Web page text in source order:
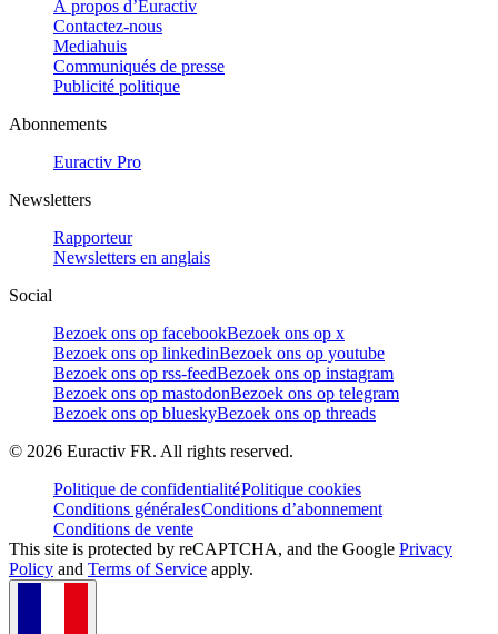
À propos d’Euractiv
Contactez-nous
Mediahuis
Communiqués de presse
Publicité politique
Abonnements
Euractiv Pro
Newsletters
Rapporteur
Newsletters en anglais
Social
Bezoek ons op facebookBezoek ons op x
Bezoek ons op linkedinBezoek ons op youtube
Bezoek ons op rss-feedBezoek ons op instagram
Bezoek ons op mastodonBezoek ons op telegram
Bezoek ons op blueskyBezoek ons op threads
© 2026 Euractiv FR. All rights reserved.
Politique de confidentialitéPolitique cookies
Conditions généralesConditions d’abonnement
Conditions de vente
This site is protected by reCAPTCHA, and the Google Privacy
Policy and Terms of Service apply.